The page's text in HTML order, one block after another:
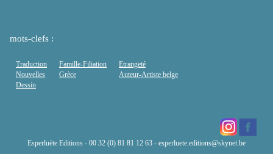
mots-clefs :
Traduction
Nouvelles
Dessin
Famille-Filiation
Grèce
Etrangeté
Auteur-Artiste belge
Esperluète Editions - 00 32 (0) 81 81 12 63 - esperluete.editions@skynet.be